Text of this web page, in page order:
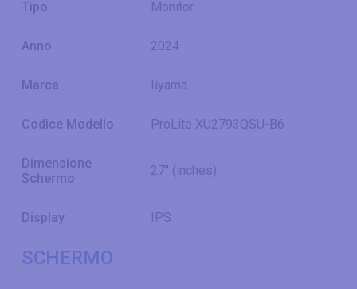
Tipo Monitor
Anno 2024
Marca Iiyama
Codice Modello ProLite XU2793QSU-B6
Dimensione
Schermo
27" (inches)
Display IPS
SCHERMO